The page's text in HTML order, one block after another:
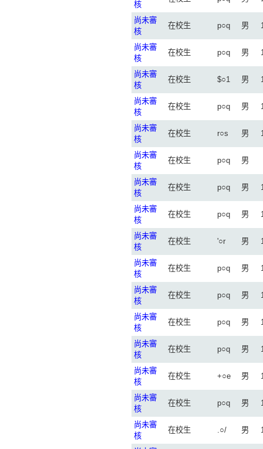
核
尚未審
核
在校生 p○q 男
尚未審
核
在校生 p○q 男
尚未審
核
在校生 $○1 男
尚未審
核
在校生 p○q 男
尚未審
核
在校生 r○s 男
尚未審
核
在校生 p○q 男
尚未審
核
在校生 p○q 男
尚未審
核
在校生 p○q 男
尚未審
核
在校生 '○r 男
尚未審
核
在校生 p○q 男
尚未審
核
在校生 p○q 男
尚未審
核
在校生 p○q 男
尚未審
核
在校生 p○q 男
尚未審
核
在校生 +○e 男
尚未審
核
在校生 p○q 男
尚未審
核
在校生 .○/ 男